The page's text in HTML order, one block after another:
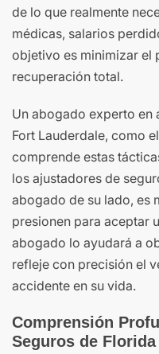
de lo que realmente
médicas, salarios
objetivo es minimizar el
recuperación total.
Un abogado experto
Fort Lauderdale, como
comprende estas
los ajustadores de
abogado de su lado, es
presionen para aceptar
abogado lo ayudará a
refleje con precisión el
accidente en su vida.
Comprensión
Seguros de Florida